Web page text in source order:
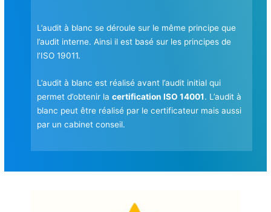
L’audit à blanc se déroule sur le même principe que
l’audit interne. Ainsi il est basé sur les principes de
l’ISO 19011.
L’audit à blanc est réalisé avant l’audit initial qui
permet d’obtenir lacertification ISO 14001. L’audit à
blanc peut être réalisé par le certificateur mais aussi
par un cabinet conseil.